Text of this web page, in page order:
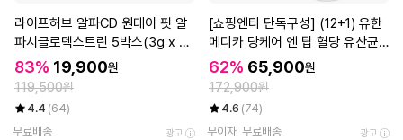
라이프허브 알파CD 원데이 핏 알
파시클로덱스트린 5박스(3g x 7
0포)
83% 19,900원
119,500원
4.4 (64)
무료배송
광고
[쇼핑엔티 단독구성] (12+1) 유한
메디카 당케어 엔 탑 혈당 유산균
30캡슐 총 13개(13개월분)
62% 65,900원
172,900원
4.6 (74)
무이자 무료배송 광고